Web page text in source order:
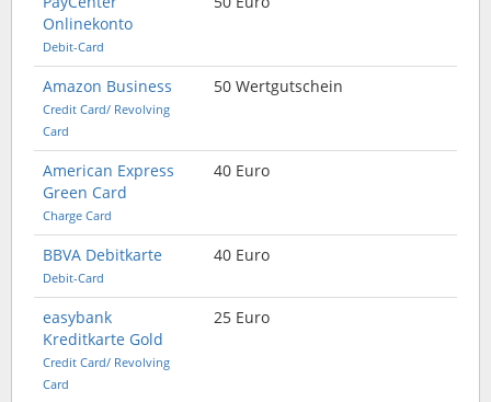
Onlinekonto
Debit-Card
Amazon Business
Credit Card/ Revolving
Card
50 Wertgutschein
American Express
Green Card
Charge Card
40 Euro
BBVA Debitkarte
Debit-Card
40 Euro
easybank
Kreditkarte Gold
Credit Card/ Revolving
Card
25 Euro